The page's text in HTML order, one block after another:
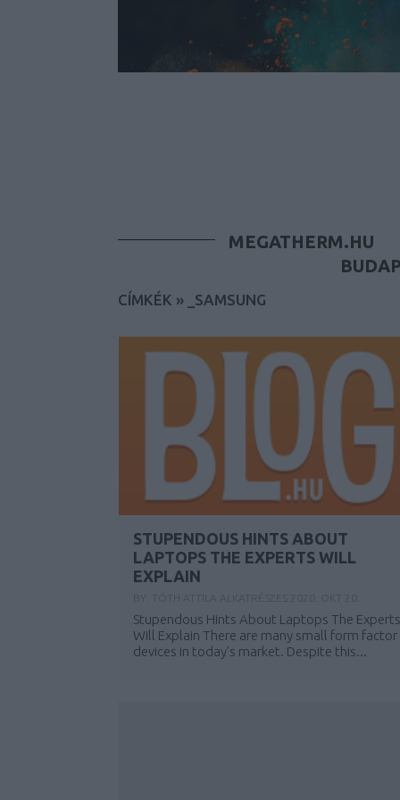
MEGATHERM.HU
CÍMKÉK » _SAMSUNG
STUPENDOUS HINTS ABOUT
LAPTOPS THE EXPERTS WILL
EXPLAIN
Stupendous Hints About Laptops The Experts
Will Explain There are many small form factor
devices in today's market. Despite this...